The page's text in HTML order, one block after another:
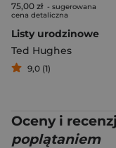
75,00 zł - sugerowana
cena detaliczna
Listy urodzinowe
Ted Hughes
9,0 (1)
Oceny i
poplątaniem